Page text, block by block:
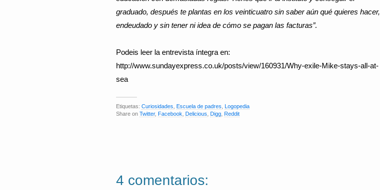
graduado, después te plantas en los veinticuatro sin saber aún qué quieres hacer,
endeudado y sin tener ni idea de cómo se pagan las facturas”.
Podeis leer la entrevista íntegra en:
http://www.sundayexpress.co.uk/posts/view/160931/Why-exile-Mike-stays-all-at-
sea
Etiquetas: Curiosidades Escuela de padres Logopedia
Share on Twitter, Facebook Delicious Digg Reddit
4 comentarios: